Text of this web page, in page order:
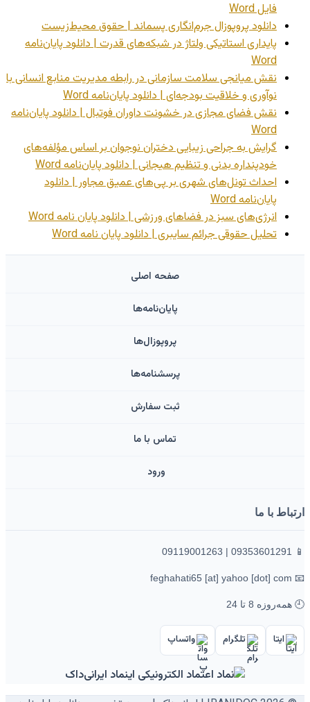
فایل Word
دانلود پروپوزال جرم‌انگاری پسماند | حقوق محیط‌زیست
پایداری استاتیکی ولتاژ در شبکه‌های قدرت | دانلود پایان‌نامه
Word
نقش میانجی سلامت سازمانی در رابطه مدیریت منابع انسانی با
نوآوری و خلاقیت بودجه‌ای | دانلود پایان‌نامه Word
نقش فضای مجازی در خشونت داوران فوتبال | دانلود پایان‌نامه
Word
گرایش به جراحی زیبایی دختران نوجوان بر اساس مؤلفه‌های
خودپنداره بدنی و تنظیم هیجانی | دانلود پایان‌نامه Word
احداث تونل‌های شهری بر پی‌های عمیق مجاور | دانلود
پایان‌نامه Word
انرژی‌های سبز در فضاهای ورزشی | دانلود پایان نامه Word
تحلیل حقوقی جرائم سایبری | دانلود پایان نامه Word
صفحه اصلی
پایان‌نامه‌ها
پروپوزال‌ها
پرسشنامه‌ها
ثبت سفارش
تماس با ما
ورود ‌
ارتباط با ما
📱 09353601291 | 09119001263
📧 feghahati65 [at] yahoo [dot] com
🕘 همه‌روزه 8 تا 24
ایتا تلگرام واتساپ